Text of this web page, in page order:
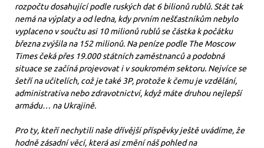
rozpočtu dosahující podle ruských dat 6 bilionů rublů. Stát tak
nemá na výplaty a od ledna, kdy prvním nešťastníkům nebylo
vyplaceno v součtu asi 10 milionů rublů se částka k počátku
března zvýšila na 152 milionů. Na peníze podle The Moscow
Times čeká přes 19.000 státních zaměstnanců a podobná
situace se začíná projevovat i v soukromém sektoru. Nejvíce se
šetří na učitelích, což je také 3P, protože k čemu je vzdělání,
administrativa nebo zdravotnictví, když máte druhou nejlepší
armádu… na Ukrajině.
Pro ty, kteří nechytili naše dřívější příspěvky ještě uvádíme, že
hodně zásadní věcí, která asi změní náš pohled na